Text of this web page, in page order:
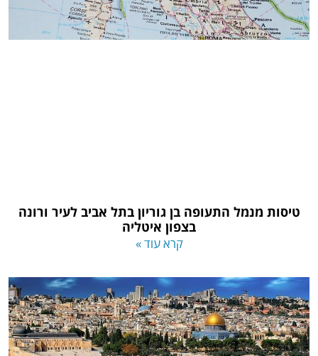
טיסות מנמל התעופה בן גוריון בתל אביב לעיר ורונה
בצפון איטליה
קרא עוד »